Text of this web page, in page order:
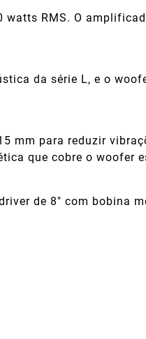
RMS. O
da série L, e o
mm para reduzir
que cobre o woofer
de 8" com bobina